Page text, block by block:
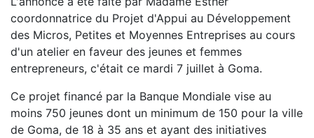
coordonnatrice du Projet d'Appui au Développement
des Micros, Petites et Moyennes Entreprises au cours
d'un atelier en faveur des jeunes et femmes
entrepreneurs, c'était ce mardi 7 juillet à Goma.
Ce projet financé par la Banque Mondiale vise au
moins 750 jeunes dont un minimum de 150 pour la ville
de Goma, de 18 à 35 ans et ayant des initiatives